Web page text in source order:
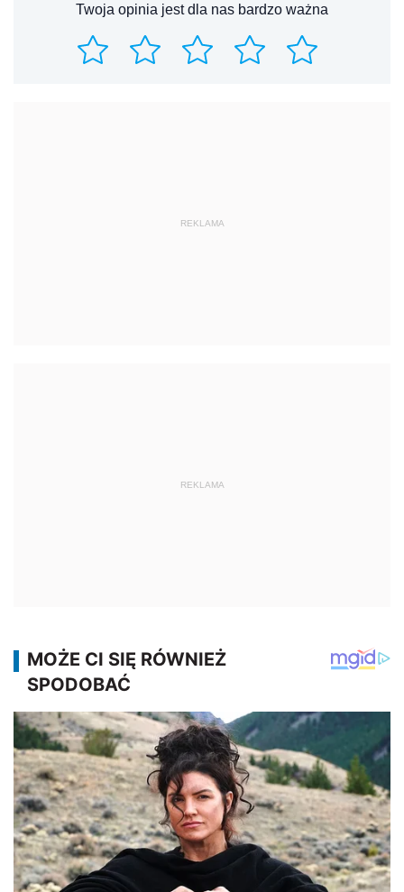
Twoja opinia jest dla nas bardzo ważna
REKLAMA
REKLAMA